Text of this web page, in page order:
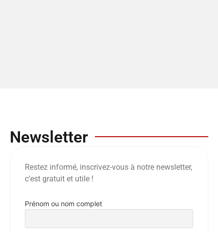
Newsletter
Restez informé, inscrivez-vous à notre newsletter,
c’est gratuit et utile !
Prénom ou nom complet